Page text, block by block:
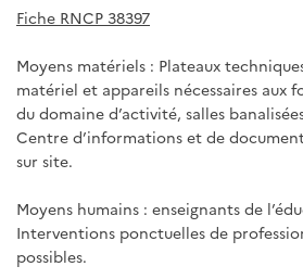
Fiche RNCP 38397
Moyens matériels : Plateaux
matériel et appareils nécessaires aux
du domaine d’activité, salles
Centre d’informations et de
sur site.
Moyens humains : enseignants de
Interventions ponctuelles de
possibles.